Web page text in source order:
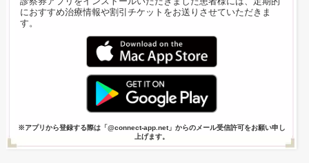
におすすめ治療情報や割引チケットをお送りさせていただきま
す。
※アプリから登録する際は「@connect-app.net」からのメール受信許可をお願い申し
上げます。